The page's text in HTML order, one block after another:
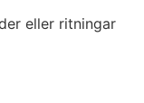
eller ritningar